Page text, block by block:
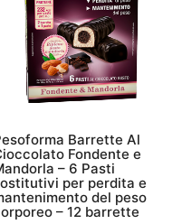
Barrette Al
Fondente e
– 6 Pasti
per perdita e
del peso
– 12 barrette